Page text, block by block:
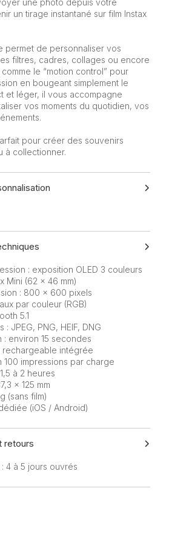
une photo depuis votre
un tirage instantané sur film Instax
permet de personnaliser vos
filtres, cadres, collages ou encore
le “motion control” pour
en bougeant simplement le
et léger, il vous accompagne
vos moments du quotidien, vos
pour créer des souvenirs
à collectionner.
: exposition OLED 3 couleurs
Mini (62 × 46 mm)
: 800 × 600 pixels
par couleur (RGB)
5.1
: JPEG, PNG, HEIF, DNG
: environ 15 secondes
rechargeable intégrée
100 impressions par charge
à 2 heures
× 125 mm
(sans film)
(iOS / Android)
retours
4 à 5 jours ouvrés